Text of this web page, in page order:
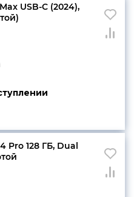
USB-C (2024),
Pro 128 ГБ, Dual